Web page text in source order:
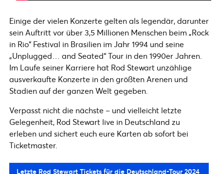
Einige der vielen Konzerte gelten als legendär, darunter
sein Auftritt vor über 3,5 Millionen Menschen beim „Rock
in Rio“ Festival in Brasilien im Jahr 1994 und seine
„Unplugged… and Seated“ Tour in den 1990er Jahren.
Im Laufe seiner Karriere hat Rod Stewart unzählige
ausverkaufte Konzerte in den größten Arenen und
Stadien auf der ganzen Welt gegeben.
Verpasst nicht die nächste – und vielleicht letzte
Gelegenheit, Rod Stewart live in Deutschland zu
erleben und sichert euch eure Karten ab sofort bei
Ticketmaster.
Letzte Rod Stewart Tickets für die Deutschland-Tour 2024